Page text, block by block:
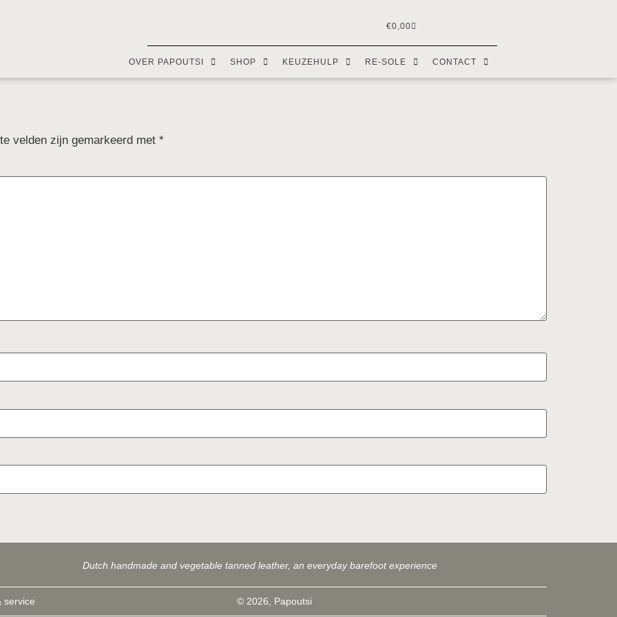
€0,00
OVER PAPOUTSI SHOP KEUZEHULP RE-SOLE CONTACT
velden zijn gemarkeerd met *
Dutch handmade and vegetable tanned leather, an everyday barefoot experience
service © 2026, Papoutsi